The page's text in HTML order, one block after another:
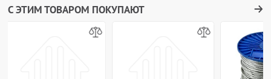
С ЭТИМ ТОВАРОМ ПОКУПАЮТ